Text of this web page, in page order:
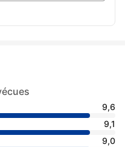
9,6
9,1
9,0